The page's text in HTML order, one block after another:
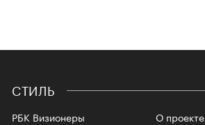
СТИЛЬ
РБК Визионеры
О проекте